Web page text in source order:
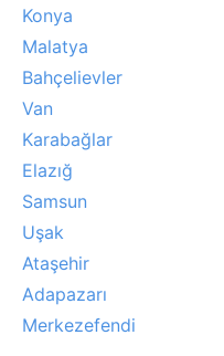
Konya
Malatya
Bahçelievler
Van
Karabağlar
Elazığ
Samsun
Uşak
Ataşehir
Adapazarı
Merkezefendi